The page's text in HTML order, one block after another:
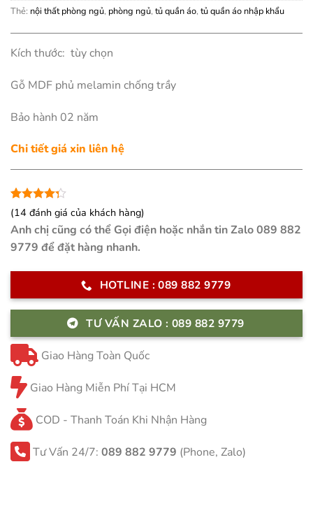
Thẻ: nội thất phòng ngủ, phòng ngủ, tủ quần áo, tủ quần áo nhập khẩu
Kích thước: tùy chọn
Gỗ MDF phủ melamin chống trầy
Bảo hành 02 năm
Chi tiết giá xin liên hệ
4.29trên
5 dựa
trên
14
đánh
giá
(14 đánh giá của khách hàng)
Anh chị cũng có thể Gọi điện hoặc nhắn tin Zalo 089 882
9779 để đặt hàng nhanh.
HOTLINE : 089 882 9779
TƯ VẤN ZALO : 089 882 9779
Giao Hàng Toàn Quốc
Giao Hàng Miễn Phí Tại HCM
COD - Thanh Toán Khi Nhận Hàng
Tư Vấn 24/7: 089 882 9779 (Phone, Zalo)